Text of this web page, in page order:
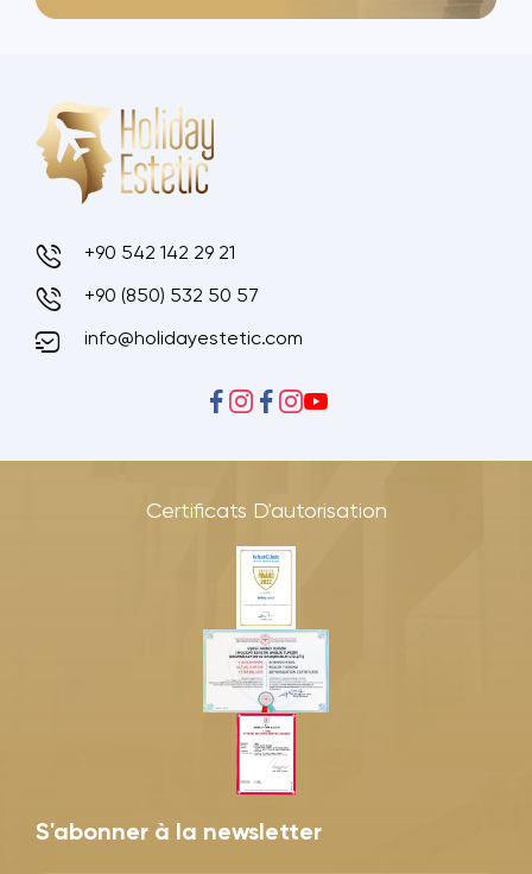
+90 542 142 29 21
+90 (850) 532 50 57
info@holidayestetic.com
Certificats D'autorisation
S'abonner à la newsletter